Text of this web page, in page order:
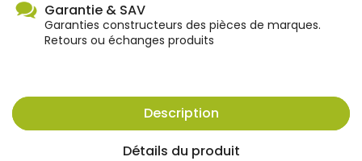
Garantie & SAV
Garanties constructeurs des pièces de marques.
Retours ou échanges produits
Description
Détails du produit